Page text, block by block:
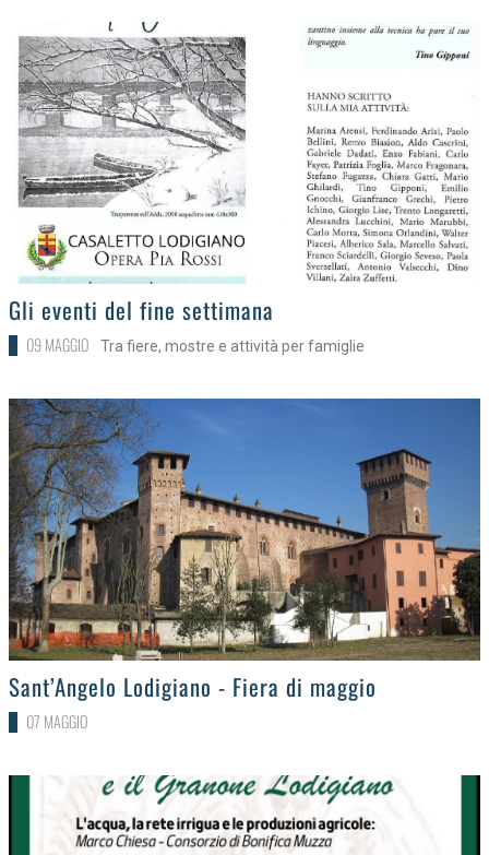
>
Gli eventi del fine settimana
09 MAGGIO Tra fiere, mostre e attività per famiglie
>
Sant’Angelo Lodigiano - Fiera di maggio
07 MAGGIO